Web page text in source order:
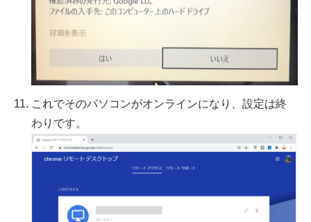
これでそのパソコンがオンラインになり、設定は終
わりです。